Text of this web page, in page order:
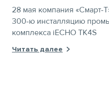
28 мая компания «Смарт-
300-ю инсталляцию
комплекса iECHO TK4S
Читать далее